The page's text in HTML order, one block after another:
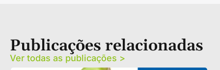
Publicações relacionadas
Ver todas as publicações >